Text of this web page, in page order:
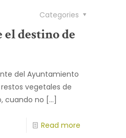
Categories
destino de
del Ayuntamiento
vegetales de
cuando no […]
Read more